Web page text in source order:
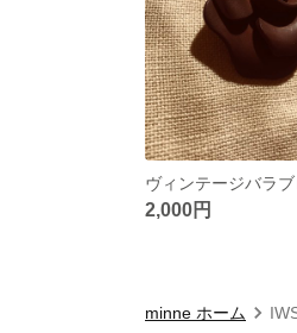
ヴィンテージバラ
2,000円
minne ホーム